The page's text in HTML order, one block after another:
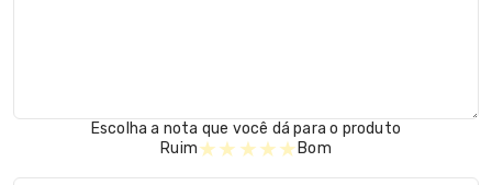
Escolha a nota que você dá para o produto
Ruim
★
★
★
★
★ Bom